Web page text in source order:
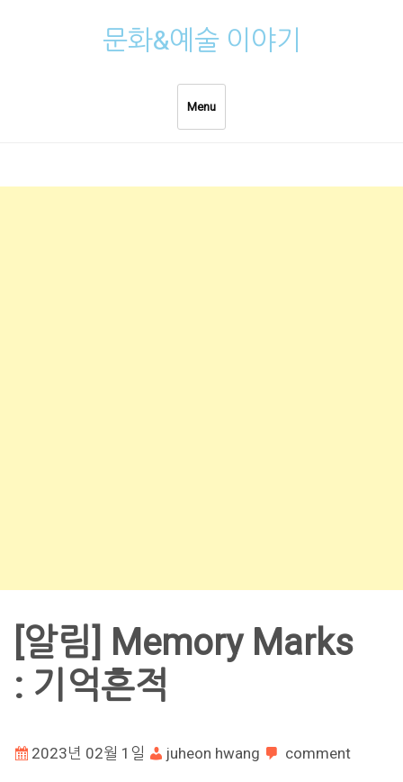
문화&예술 이야기
Menu
[알림] Memory Marks
: 기억흔적
2023년 02월 1일 juheon hwang comment